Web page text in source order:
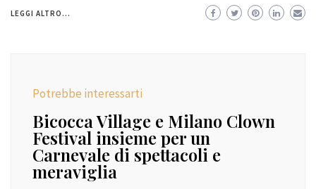
LEGGI ALTRO...
Potrebbe interessarti
Bicocca Village e Milano Clown
Festival insieme per un
Carnevale di spettacoli e
meraviglia